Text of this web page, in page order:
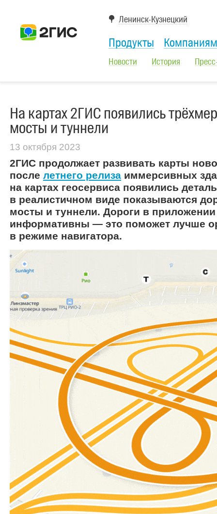
Продукты Компаниям
Новости История
Ленинск-Кузнецкий
На картах 2ГИС появились
мосты и туннели
13 октября 2023
2ГИС продолжает развивать карты
после летнего релиза иммерсивных
на картах геосервиса появились
в реалистичном виде показываются
мосты и туннели. Дороги в приложении
информативны — это поможет лучше
в режиме навигатора.